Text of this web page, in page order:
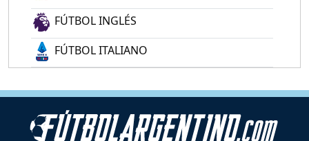
FÚTBOL INGLÉS
FÚTBOL ITALIANO